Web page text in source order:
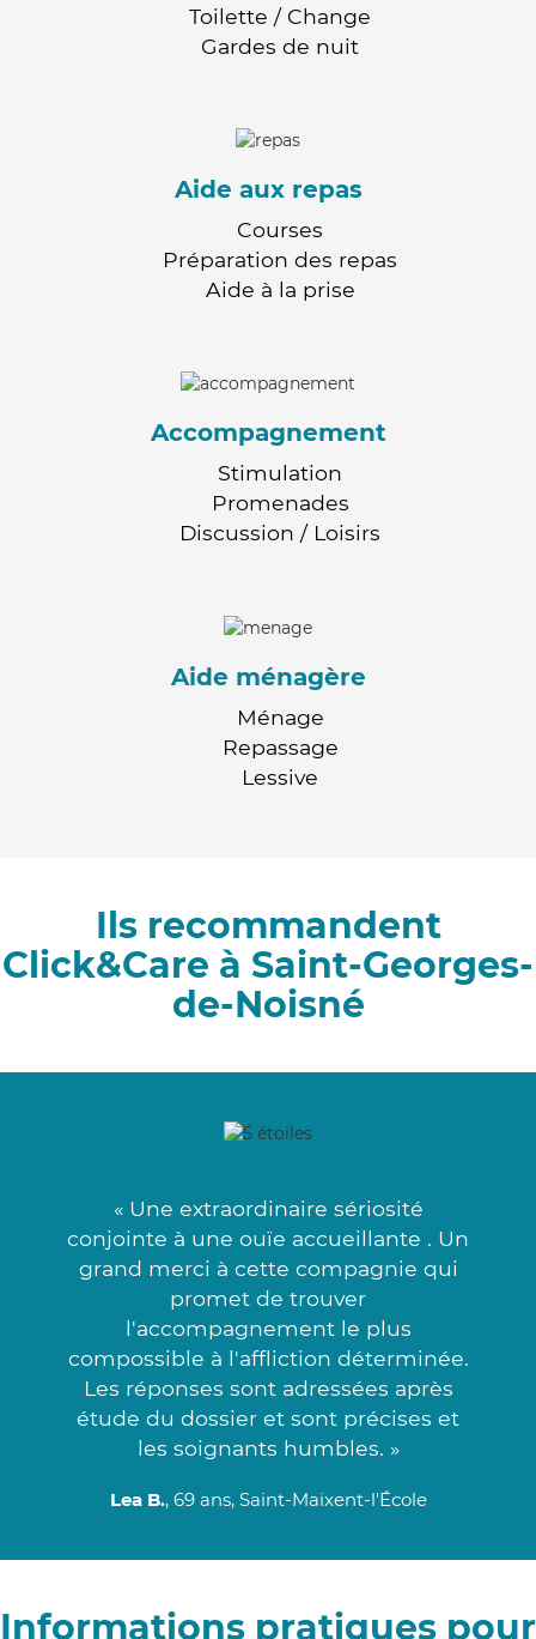
Toilette / Change
Gardes de nuit
Aide aux repas
Courses
Préparation des repas
Aide à la prise
Accompagnement
Stimulation
Promenades
Discussion / Loisirs
Aide ménagère
Ménage
Repassage
Lessive
Ils recommandent
Click&Care à Saint-Georges-
de-Noisné
« Une extraordinaire sériosité
conjointe à une ouïe accueillante . Un
grand merci à cette compagnie qui
promet de trouver
l'accompagnement le plus
compossible à l'affliction déterminée.
Les réponses sont adressées après
étude du dossier et sont précises et
les soignants humbles. »
Lea B., 69 ans, Saint-Maixent-l'École
Informations pratiques pour